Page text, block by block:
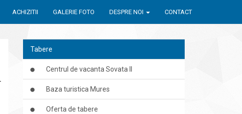
ACHIZITII GALERIE FOTO DESPRE NOI CONTACT
Tabere
Centrul de vacanta Sovata II
Baza turistica Mures
Oferta de tabere